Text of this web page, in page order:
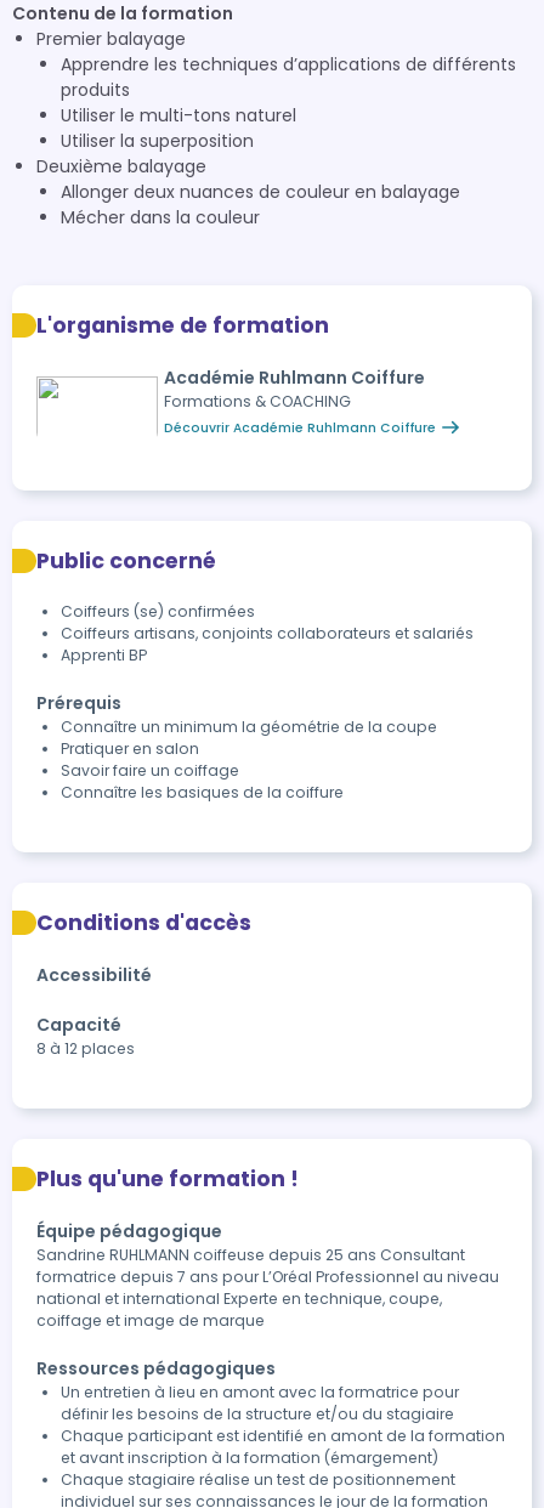
Contenu de la formation
Premier balayage
Apprendre les techniques d’applications de différents
produits
Utiliser le multi-tons naturel
Utiliser la superposition
Deuxième balayage
Allonger deux nuances de couleur en balayage
Mécher dans la couleur
L'organisme de formation
Académie Ruhlmann Coiffure
Formations & COACHING
Découvrir Académie Ruhlmann Coiffure
Public concerné
Coiffeurs (se) confirmées
Coiffeurs artisans, conjoints collaborateurs et salariés
Apprenti BP
Prérequis
Connaître un minimum la géométrie de la coupe
Pratiquer en salon
Savoir faire un coiffage
Connaître les basiques de la coiffure
Conditions d'accès
Accessibilité
Capacité
8 à 12 places
Plus qu'une formation !
Équipe pédagogique
Sandrine RUHLMANN coiffeuse depuis 25 ans Consultant
formatrice depuis 7 ans pour L’Oréal Professionnel au niveau
national et international Experte en technique, coupe,
coiffage et image de marque
Ressources pédagogiques
Un entretien à lieu en amont avec la formatrice pour
définir les besoins de la structure et/ou du stagiaire
Chaque participant est identifié en amont de la formation
et avant inscription à la formation (émargement)
Chaque stagiaire réalise un test de positionnement
individuel sur ses connaissances le jour de la formation